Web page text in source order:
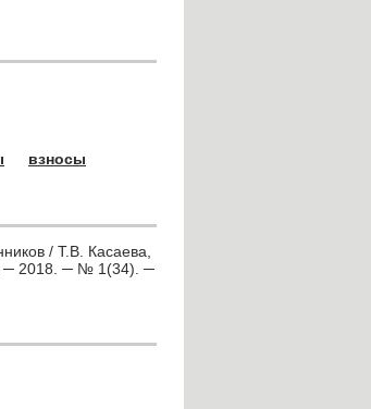
взносы
/ Т.В. Касаева,
. ─ 2018. ─ № 1(34). ─